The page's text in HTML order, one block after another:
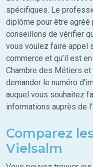
spécifiques. Le
diplôme pour être agréé
conseillons de vérifier
vous voulez faire appel
commerce et qu’il est
Chambre des Métiers
demander le numéro
auquel vous souhaitez
informations auprès de
Comparez
Vielsalm